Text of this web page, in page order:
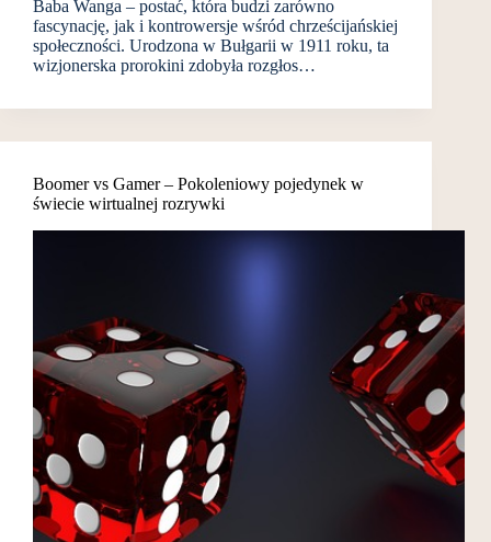
Baba Wanga – postać, która budzi zarówno
fascynację, jak i kontrowersje wśród chrześcijańskiej
społeczności. Urodzona w Bułgarii w 1911 roku, ta
wizjonerska prorokini zdobyła rozgłos…
Boomer vs Gamer – Pokoleniowy pojedynek w
świecie wirtualnej rozrywki